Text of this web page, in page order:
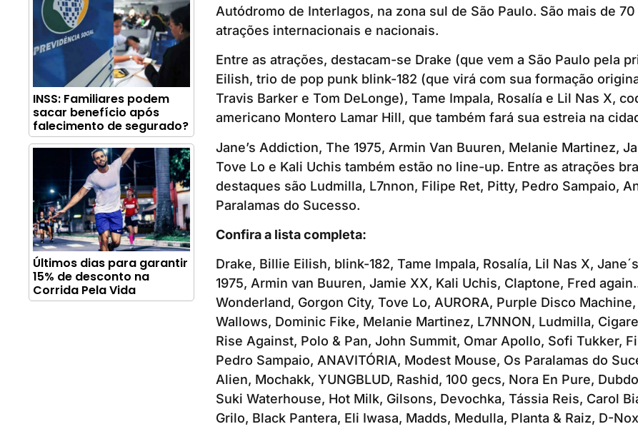
INSS: Familiares podem
sacar benefício após
falecimento de segurado?
Últimos dias para garantir
15% de desconto na
Corrida Pela Vida
Autódromo de Interlagos, na zona sul de São Paulo. São mais de
atrações internacionais e nacionais.
Entre as atrações, destacam-se Drake (que vem a São Paulo pela
Eilish, trio de pop punk blink-182 (que virá com sua formação
Travis Barker e Tom DeLonge), Tame Impala, Rosalía e Lil Nas X,
americano Montero Lamar Hill, que também fará sua estreia na
Jane’s Addiction, The 1975, Armin Van Buuren, Melanie Martinez,
Tove Lo e Kali Uchis também estão no line-up. Entre as atrações
destaques são Ludmilla, L7nnon, Filipe Ret, Pitty, Pedro Sampaio,
Paralamas do Sucesso.
Confira a lista completa:
Drake, Billie Eilish, blink-182, Tame Impala, Rosalía, Lil Nas X,
1975, Armin van Buuren, Jamie XX, Kali Uchis, Claptone, Fred
Wonderland, Gorgon City, Tove Lo, AURORA, Purple Disco Machine,
Wallows, Dominic Fike, Melanie Martinez, L7NNON, Ludmilla,
Rise Against, Polo & Pan, John Summit, Omar Apollo, Sofi Tukker,
Pedro Sampaio, ANAVITÓRIA, Modest Mouse, Os Paralamas do
Alien, Mochakk, YUNGBLUD, Rashid, 100 gecs, Nora En Pure,
Suki Waterhouse, Hot Milk, Gilsons, Devochka, Tássia Reis, Carol
Grilo, Black Pantera, Eli Iwasa, Madds, Medulla, Planta & Raiz, D-